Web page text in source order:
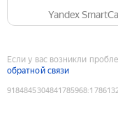
Yandex
Если у вас возникли
обратной связи
9184845304841785968: